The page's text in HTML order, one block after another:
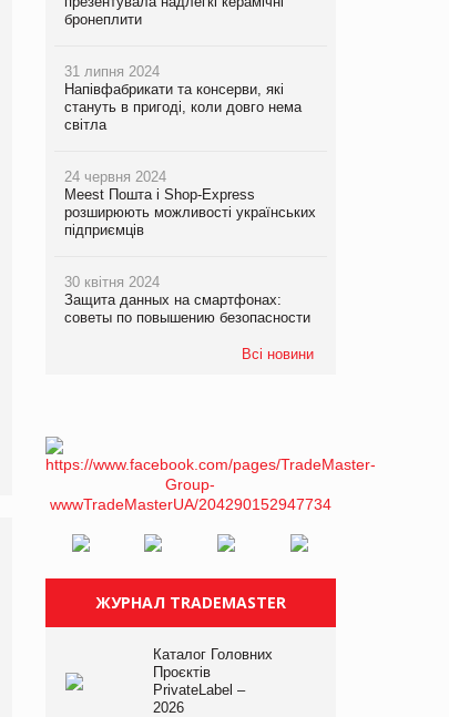
на складі після російської
з’явилися паучі Varto Paw
бронеплити
31 липня 2024
Напівфабрикати та консерви, які
стануть в пригоді, коли довго нема
світла
24 червня 2024
Meest Пошта і Shop-Express
розширюють можливості українських
підприємців
30 квітня 2024
Защита данных на смартфонах:
советы по повышению безопасности
Всі новини
ЖУРНАЛ TRADEMASTER
Каталог Головних
Проєктів
PrivateLabel –
2026